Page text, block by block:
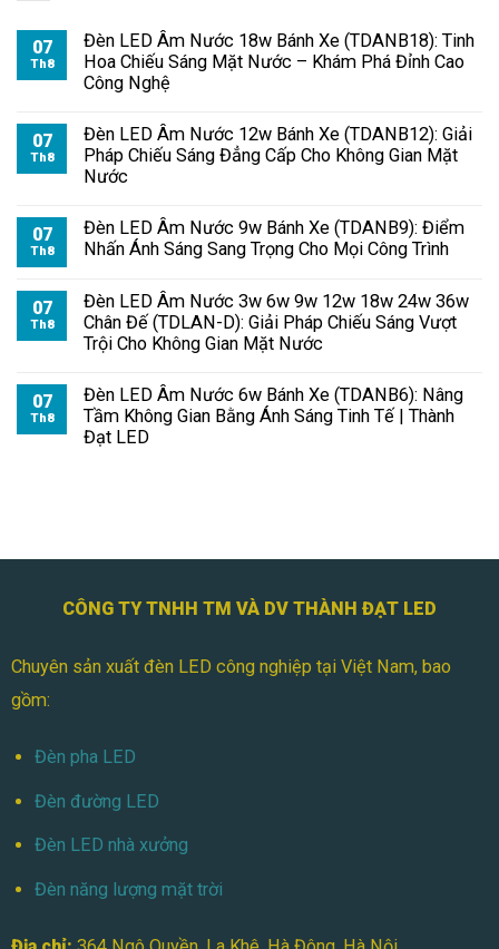
07
Th8
Đèn LED Âm Nước 18w Bánh Xe (TDANB18): Tinh
Hoa Chiếu Sáng Mặt Nước – Khám Phá Đỉnh Cao
Công Nghệ
07
Th8
Đèn LED Âm Nước 12w Bánh Xe (TDANB12): Giải
Pháp Chiếu Sáng Đẳng Cấp Cho Không Gian Mặt
Nước
07
Th8
Đèn LED Âm Nước 9w Bánh Xe (TDANB9): Điểm
Nhấn Ánh Sáng Sang Trọng Cho Mọi Công Trình
07
Th8
Đèn LED Âm Nước 3w 6w 9w 12w 18w 24w 36w
Chân Đế (TDLAN-D): Giải Pháp Chiếu Sáng Vượt
Trội Cho Không Gian Mặt Nước
07
Th8
Đèn LED Âm Nước 6w Bánh Xe (TDANB6): Nâng
Tầm Không Gian Bằng Ánh Sáng Tinh Tế | Thành
Đạt LED
CÔNG TY TNHH TM VÀ DV THÀNH ĐẠT LED
Chuyên sản xuất đèn LED công nghiệp tại Việt Nam, bao
gồm:
Đèn pha LED
Đèn đường LED
Đèn LED nhà xưởng
Đèn năng lượng mặt trời